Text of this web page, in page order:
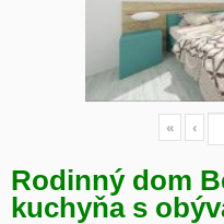
« ‹
Rodinný dom
kuchyňa s